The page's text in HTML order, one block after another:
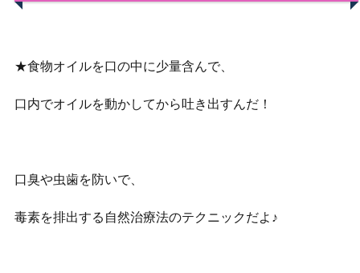
★食物オイルを口の中に少量含んで、
口内でオイルを動かしてから吐き出すんだ！
口臭や虫歯を防いで、
毒素を排出する自然治療法のテクニックだよ♪